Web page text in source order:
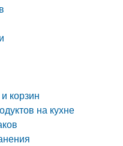
корзин
на кухне